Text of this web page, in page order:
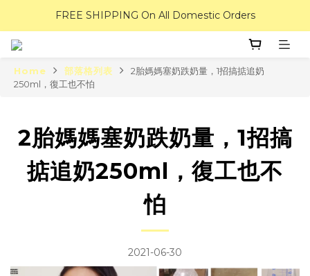
FREE SHIPPING On All Domestic Orders
Home 部落格列表
2胎媽媽塞奶跌奶量，1招搞掂追奶
250ml，復工也不怕
2胎媽媽塞奶跌奶量，1招搞
掂追奶250ml，復工也不
怕
2021-06-30